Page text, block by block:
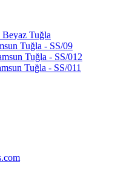
Tuğla
Tuğla - SS/09
Tuğla - SS/012
Tuğla - SS/011